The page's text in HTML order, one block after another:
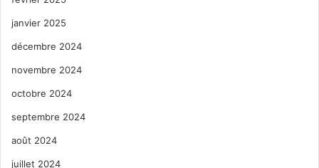
janvier 2025
décembre 2024
novembre 2024
octobre 2024
septembre 2024
août 2024
juillet 2024